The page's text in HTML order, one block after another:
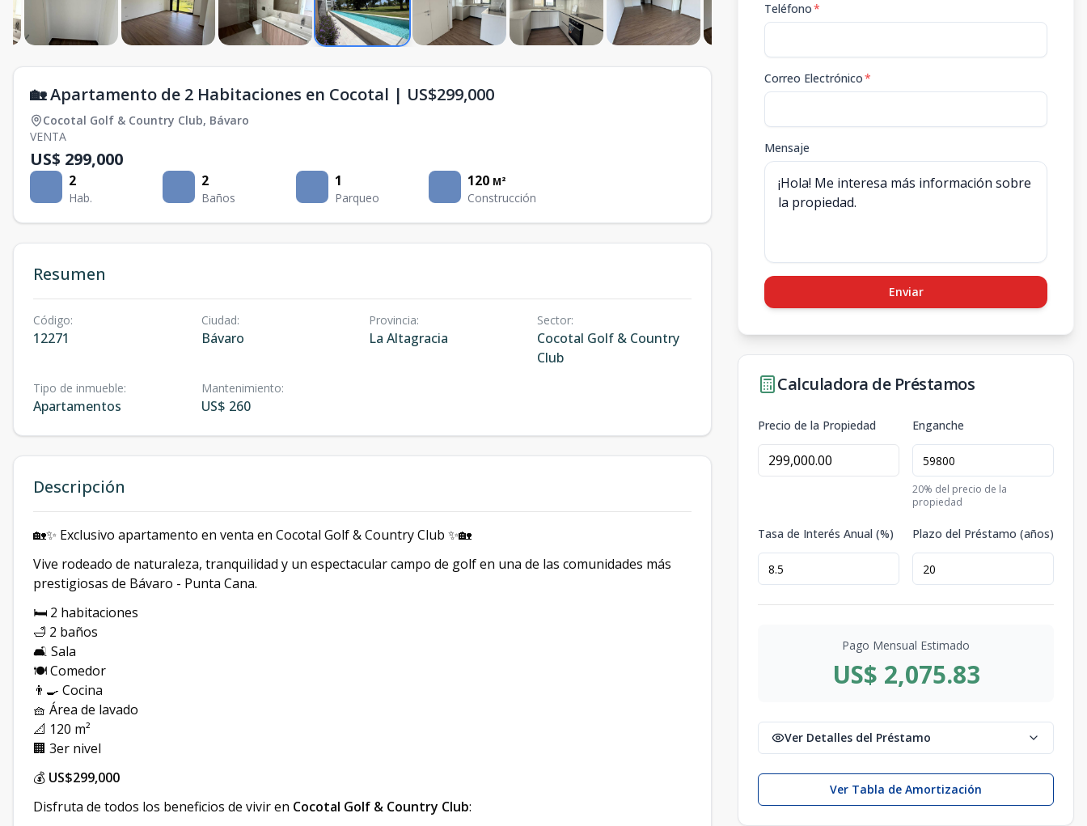
🏡 Apartamento de 2 Habitaciones en Cocotal | US$299,000
Cocotal Golf & Country Club, Bávaro
VENTA
US$ 299,000
2
Hab.
2
Baños
1
Parqueo
120 M²
Construcción
Resumen
Código:
12271
Ciudad:
Bávaro
Provincia:
La Altagracia
Sector:
Cocotal Golf & Country
Club
Tipo de inmueble:
Apartamentos
Mantenimiento:
US$ 260
Descripción
🏡✨ Exclusivo apartamento en venta en Cocotal Golf & Country Club ✨🏡
Vive rodeado de naturaleza, tranquilidad y un espectacular campo de golf en una de las comunidades más
prestigiosas de Bávaro - Punta Cana.
🛏️ 2 habitaciones
🛁 2 baños
🛋️ Sala
🍽️ Comedor
👨‍🍳 Cocina
🧺 Área de lavado
📐 120 m²
🏢 3er nivel
💰 US$299,000
Disfruta de todos los beneficios de vivir en Cocotal Golf & Country Club:
Teléfono*
Correo Electrónico*
Mensaje
Enviar
Calculadora de Préstamos
Precio de la Propiedad Enganche
20% del precio de la
propiedad
Tasa de Interés Anual (%) Plazo del Préstamo (años)
Pago Mensual Estimado
US$ 2,075.83
Ver Detalles del Préstamo
Ver Tabla de Amortización